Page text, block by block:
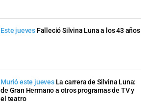
Este jueves Falleció Silvina Luna a los 43 años
Murió este jueves La carrera de Silvina Luna:
de Gran Hermano a otros programas de TV y
el teatro